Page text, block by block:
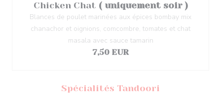
Chicken Chat ( uniquement soir )
Blances de poulet marinées aux épices bombay mix
chanachor et oignions, comcombre, tomates et chat
masala avec sauce tamarin
7,50 EUR
Spécialités Tandoori